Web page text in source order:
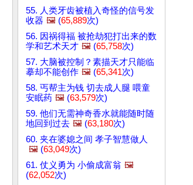
55. 人类牙齿被植入奇怪的信号发
收器 🖼️ (65,889次)
56. 因祸得福 被抢劫犯打出来的数
学和艺术天才 🖼️ (65,758次)
57. 大脑被控制？素描天才只能临
摹却不能创作 🖼️ (65,341次)
58. 丐帮主为钱 切去成人腿 喂童
安眠药 🖼️ (63,579次)
59. 他们无需神奇香水就能随时随
地回到过去 🖼️ (63,180次)
60. 夹在婆媳之间 孝子智慧做人
🖼️ (63,049次)
61. 仗义勇为 小偷成富翁 🖼️
(62,052次)